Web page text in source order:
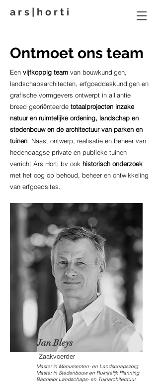
a r s | h o r t i
Ontmoet ons team
Een vijfkoppig team van bouwkundigen,
landschapsarchitecten, erfgoeddeskundigen en
grafische vormgevers ontwerpt in alliantie
breed georiënteerde totaalprojecten inzake
natuur en ruimtelijke ordening, landschap en
stedenbouw en de architectuur van parken en
tuinen. Naast ontwerp, realisatie en beheer van
hedendaagse private en publieke tuinen
verricht Ars Horti bv ook historisch onderzoek
met het oog op behoud, beheer en ontwikkeling
van erfgoedsites.
Jan Bleys
Zaakvoerder
Master in Monumenten- en Landschapszorg
Master in Stedenbouw en Ruimtelijk Planning
Bachelor Landschaps- en Tuinarchitectuur